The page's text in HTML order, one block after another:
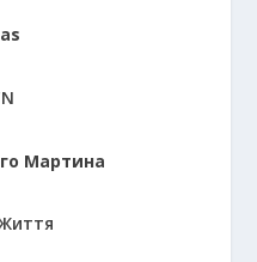
Мартина